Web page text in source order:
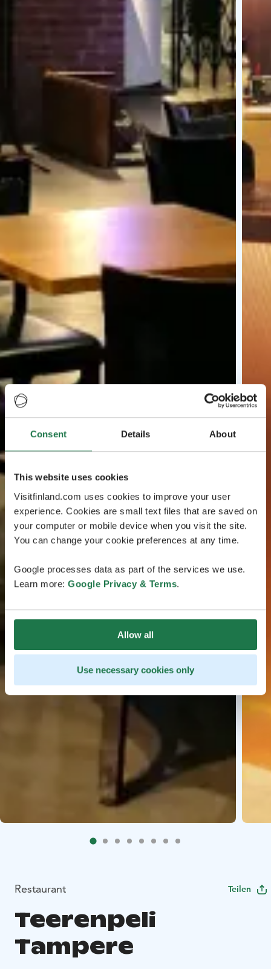
Consent Details About
This website uses cookies
Visitfinland.com uses cookies to improve your user
experience. Cookies are small text files that are saved on
your computer or mobile device when you visit the site.
You can change your cookie preferences at any time.
Google processes data as part of the services we use.
Learn more: Google Privacy & Terms.
Allow all
Use necessary cookies only
Restaurant Teilen
Teerenpeli
Tampere